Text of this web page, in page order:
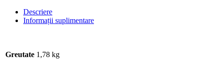
Descriere
Informații suplimentare
Greutate 1,78 kg